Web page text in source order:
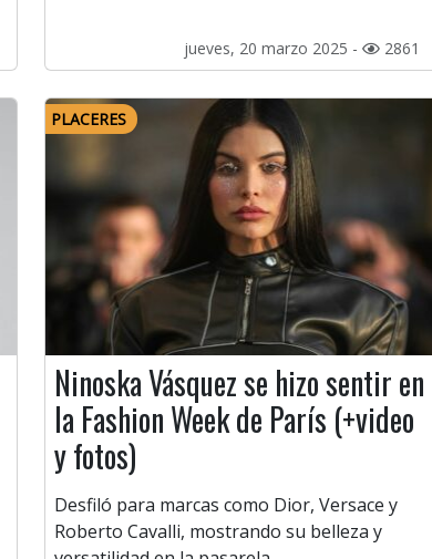
jueves, 20 marzo 2025 - 2861
PLACERES
Ninoska Vásquez se hizo sentir en
la Fashion Week de París (+video
y fotos)
Desfiló para marcas como Dior, Versace y
Roberto Cavalli, mostrando su belleza y